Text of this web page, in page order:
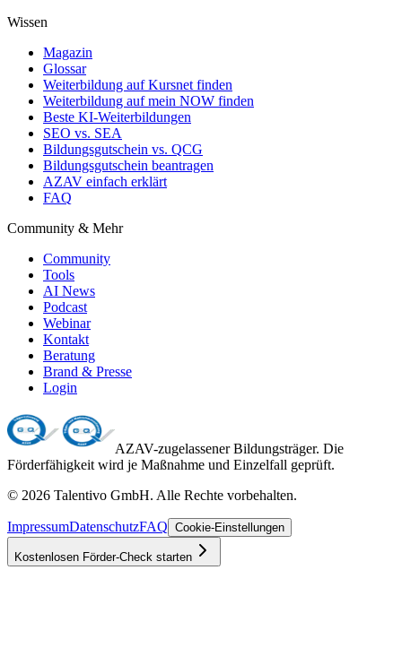
Wissen
Magazin
Glossar
Weiterbildung auf Kursnet finden
Weiterbildung auf mein NOW finden
Beste KI-Weiterbildungen
SEO vs. SEA
Bildungsgutschein vs. QCG
Bildungsgutschein beantragen
AZAV einfach erklärt
FAQ
Community & Mehr
Community
Tools
AI News
Podcast
Webinar
Kontakt
Beratung
Brand & Presse
Login
AZAV-zugelassener Bildungsträger. Die
Förderfähigkeit wird je Maßnahme und Einzelfall geprüft.
© 2026 Talentivo GmbH. Alle Rechte vorbehalten.
ImpressumDatenschutzFAQ Cookie-Einstellungen
Kostenlosen Förder-Check starten